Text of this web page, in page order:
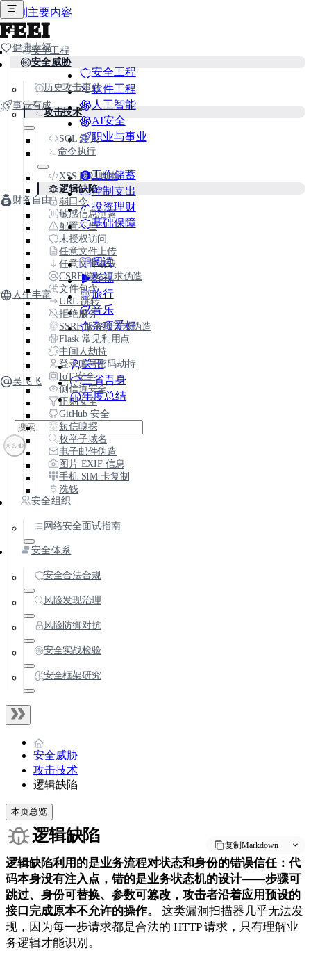
跳到主要内容
FEEI
健康幸福
事业有成
安全工程
软件工程
人工智能
AI安全
职业与事业
财务自由
工作储蓄
控制支出
投资理财
基础保障
人生丰富
阅读
影视
旅行
音乐
杂项爱好
吴飞飞
关于
三省吾身
年度总结
安全工程
安全威胁
历史攻击事件
攻击技术
SQL 注入
命令执行
XSS 跨站脚本
逻辑缺陷
弱口令
敏感信息泄露
配置不当
未授权访问
任意文件上传
任意文件读取
CSRF 跨站请求伪造
文件包含
URL 跳转
拒绝服务
SSRF 服务端请求伪造
Flask 常见利用点
中间人劫持
登录账号密码劫持
IoT 安全
侧信道安全
正则安全
GitHub 安全
短信嗅探
枚举子域名
电子邮件伪造
图片 EXIF 信息
手机 SIM 卡复制
洗钱
安全组织
网络安全面试指南
安全体系
安全合法合规
风险发现治理
风险防御对抗
安全实战检验
安全框架研究
安全威胁
攻击技术
逻辑缺陷
本页总览
逻辑缺陷
复制Markdown
逻辑缺陷利用的是业务流程对状态和身份的错误信任：代
码本身没有注入点，错的是业务状态机的设计——步骤可
跳过、身份可替换、参数可篡改，攻击者沿着应用预设的
接口完成原本不允许的操作。
这类漏洞扫描器几乎无法发
现，因为每一步请求都是合法的 HTTP 请求，只有理解业
务逻辑才能识别。